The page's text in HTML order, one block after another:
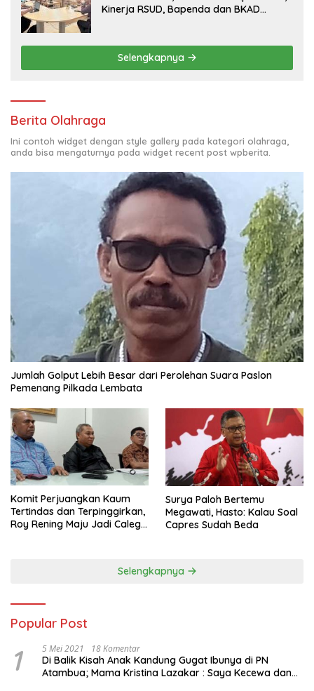
Kinerja RSUD, Bapenda dan BKAD
Selengkapnya
Berita Olahraga
Ini contoh widget dengan style gallery pada kategori olahraga,
anda bisa mengaturnya pada widget recent post wpberita.
Jumlah Golput Lebih Besar dari Perolehan Suara Paslon
Pemenang Pilkada Lembata
Komit Perjuangkan Kaum
Tertindas dan Terpinggirkan,
Roy Rening Maju Jadi Caleg
Surya Paloh Bertemu
Megawati, Hasto: Kalau Soal
Capres Sudah Beda
Selengkapnya
Popular Post
1 5 Mei 2021 18 Komentar
Di Balik Kisah Anak Kandung Gugat Ibunya di PN
Atambua; Mama Kristina Lazakar : Saya Kecewa dan